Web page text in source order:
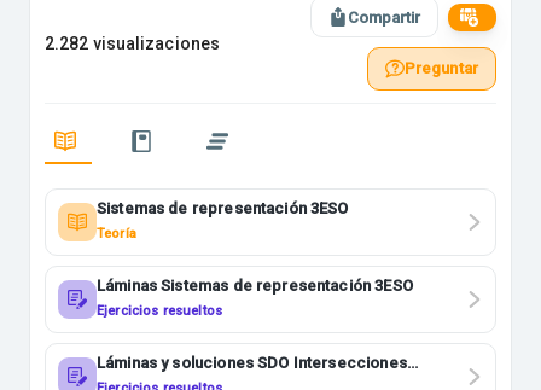
2.282 visualizaciones
Compartir
Preguntar
Sistemas de representación 3ESO
Teoría
Láminas Sistemas de representación 3ESO
Ejercicios resueltos
Láminas y soluciones SDO Intersecciones
2BACHI